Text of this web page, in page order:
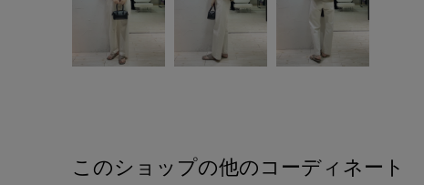
このショップの他のコーディネート